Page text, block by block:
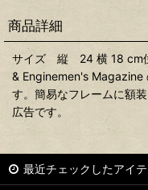
商品詳細
サイズ 縦 24 横 18 cm
& Enginemen's Magazine
す。簡易なフレームに額
広告です。
最近チェックしたアイ